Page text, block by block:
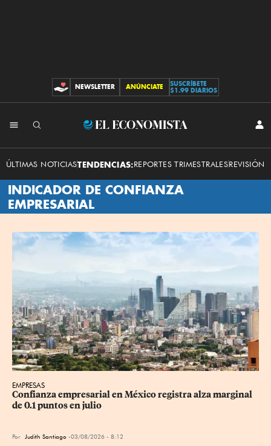
CONTRIBUCIONES
NEWSLETTER ANÚNCIATE
SUSCRÍBETE
$1.99 DIARIOS
El
Economista
ÚLTIMAS NOTICIASTENDENCIAS:REPORTES TRIMESTRALESREVISIÓN
INDICADOR DE CONFIANZA
EMPRESARIAL
EMPRESAS
Confianza empresarial en México registra alza marginal
de 0.1 puntos en julio
Por Judith Santiago 03/08/2026 - 8:12